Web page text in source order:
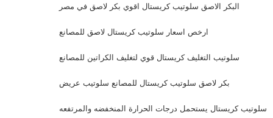
البكر الاصق سلوتيب كريستال اقوي بكر لاصق في مصر
ارخص اسعار سلوتيب كريستال لاصق للمصانع
سلوتيب التغليف كريستال قوي لتغليف الكراتين للمصانع
بكر لاصق سلوتيب كريستال للمصانع سلوتيب عريض
سلوتيب كريستال يستحمل درجات الحرارة المنخفضه والمرتفعه